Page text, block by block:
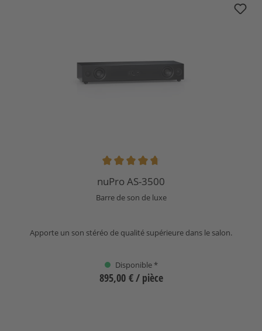
Note moyenne de 4.8 sur 5 étoiles
nuPro AS-3500
Barre de son de luxe
Apporte un son stéréo de qualité supérieure dans le salon.
Disponible *
895,00 €/ pièce